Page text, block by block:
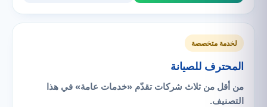
لخدمة متخصصة
المحترف للصيانة
من أقل من ثلاث شركات تقدّم «خدمات عامة» في هذا
التصنيف.